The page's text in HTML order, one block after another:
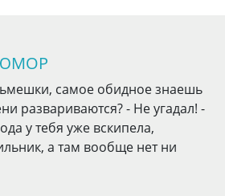
самое обидное знаешь
развариваются? - Не угадал! -
у тебя уже вскипела,
а там вообще нет ни